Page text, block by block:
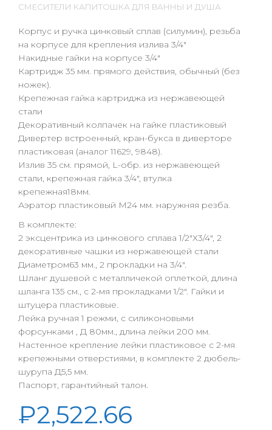
СМЕСИТЕЛИ КАПИТОШКА ДЛЯ ВАННЫ И ДУША
Корпус и ручка цинковый сплав (силумин), резьба
на корпусе для крепления излива 3/4″
Накидные гайки на корпусе 3/4″
Картридж 35 мм. прямого действия, обычный (без
ножек).
Крепежная гайка картриджа из нержавеющей
стали
Декоративный колпачек на гайке пластиковый
Дивертер встроенный, кран-букса в диверторе
пластиковая (аналог 11629, 9848).
Излив 35 см. прямой, L-обр. из нержавеющей
стали, крепежная гайка 3/4″, втулка
крепежная18мм.
Аэратор пластиковый М24 мм. наружняя резба.
В комплекте:
2 эксцентрика из цинкового сплава 1/2″Х3/4″, 2
декоративные чашки из нержавеющей стали
Диаметром63 мм., 2 прокладки на 3/4″.
Шланг душевой с металличекой оплеткой, длина
шланга 135 см., с 2-мя прокладками 1/2″. Гайки и
штуцера пластиковые.
Лейка ручная 1 режми, с силиконовыми
форсунками , Д 80мм., длина лейки 200 мм.
Настенное крепление лейки пластиковое с 2-мя
крепежными отверстиями, в комплекте 2 дюбель-
шурупа Д5,5 мм.
Паспорт, гарантийный талон.
₽2,522.66